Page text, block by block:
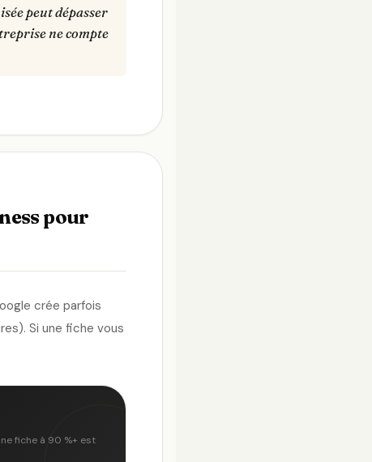
peut dépasser
ne compte
pour
crée parfois
Si une fiche vous
fiche à 90 %+ est